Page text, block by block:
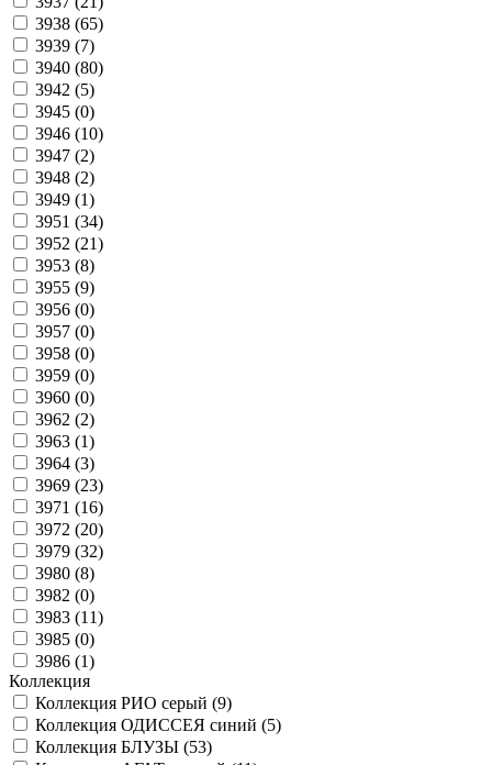
3938 (65)
3939 (7)
3940 (80)
3942 (5)
3945 (0)
3946 (10)
3947 (2)
3948 (2)
3949 (1)
3951 (34)
3952 (21)
3953 (8)
3955 (9)
3956 (0)
3957 (0)
3958 (0)
3959 (0)
3960 (0)
3962 (2)
3963 (1)
3964 (3)
3969 (23)
3971 (16)
3972 (20)
3979 (32)
3980 (8)
3982 (0)
3983 (11)
3985 (0)
3986 (1)
Коллекция
Коллекция РИО серый (9)
Коллекция ОДИССЕЯ синий (5)
Коллекция БЛУЗЫ (53)